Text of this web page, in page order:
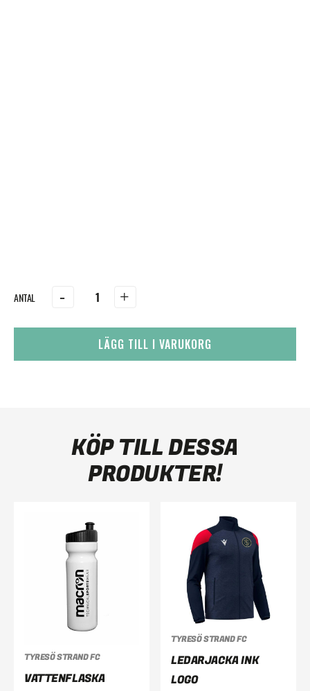
- +
LÄGG TILL I VARUKORG
KÖP TILL DESSA
PRODUKTER!
TYRESÖ STRAND FC
VATTENFLASKA
TYRESÖ STRAND FC
LEDARJACKA INK
LOGO